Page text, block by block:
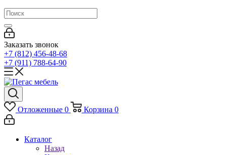
Заказать звонок
+7 (812) 456-48-68
+7 (911) 788-64-90
Отложенные 0 Корзина 0
Каталог
Назад